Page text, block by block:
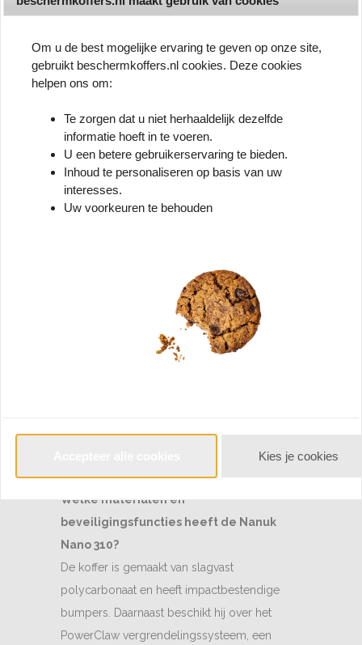
Vergelijk
Wat zijn de afmetingen van de Nanuk
Nano 310 koffer?
breed en 43 mm hoog, met een binnenruimte
van 131 mm bij 77 mm bij 28 mm.
Is de Nanuk Nano 310 waterbestendig en
hij beschermd is tegen stof en waterstralen
Welke materialen en
beveiligingsfuncties heeft de Nanuk
Nano 310?
De koffer is gemaakt van slagvast
polycarbonaat en heeft impactbestendige
bumpers. Daarnaast beschikt hij over het
PowerClaw vergrendelingssysteem, een
Om u de best mogelijke ervaring te geven op onze site,
gebruikt beschermkoffers.nl cookies. Deze cookies
helpen ons om:
Te zorgen dat u niet herhaaldelijk dezelfde
informatie hoeft in te voeren.
U een betere gebruikerservaring te bieden.
Inhoud te personaliseren op basis van uw
interesses.
Uw voorkeuren te behouden
Kies je cookies